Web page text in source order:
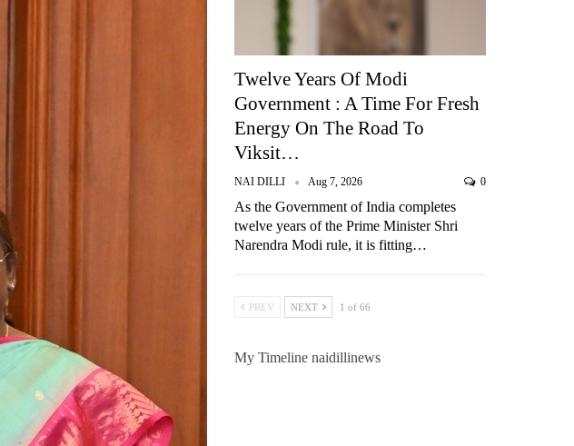
Twelve Years Of Modi
Government : A Time For Fresh
Energy On The Road To
Viksit…
NAI DILLI Aug 7, 2026 0
As the Government of India completes
twelve years of the Prime Minister Shri
Narendra Modi rule, it is fitting…
PREV NEXT 1 of 66
My Timeline naidillinews